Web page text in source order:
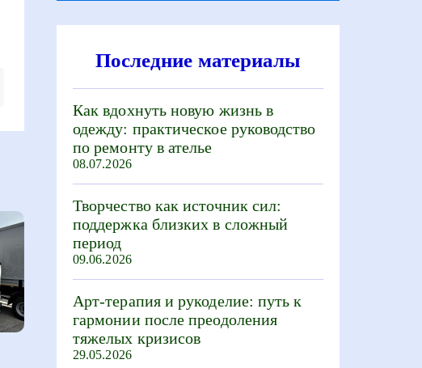
Последние материалы
Как вдохнуть новую жизнь в
одежду: практическое руководство
по ремонту в ателье
08.07.2026
Творчество как источник сил:
поддержка близких в сложный
период
09.06.2026
Арт-терапия и рукоделие: путь к
гармонии после преодоления
тяжелых кризисов
29.05.2026